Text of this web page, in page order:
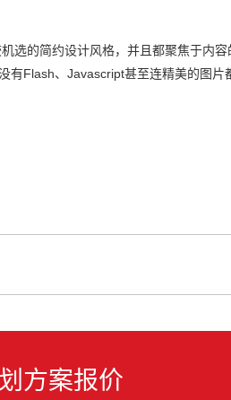
选的简约设计风格，并且都聚焦于内
有Flash、Javascript甚至连精美的图
方案报价